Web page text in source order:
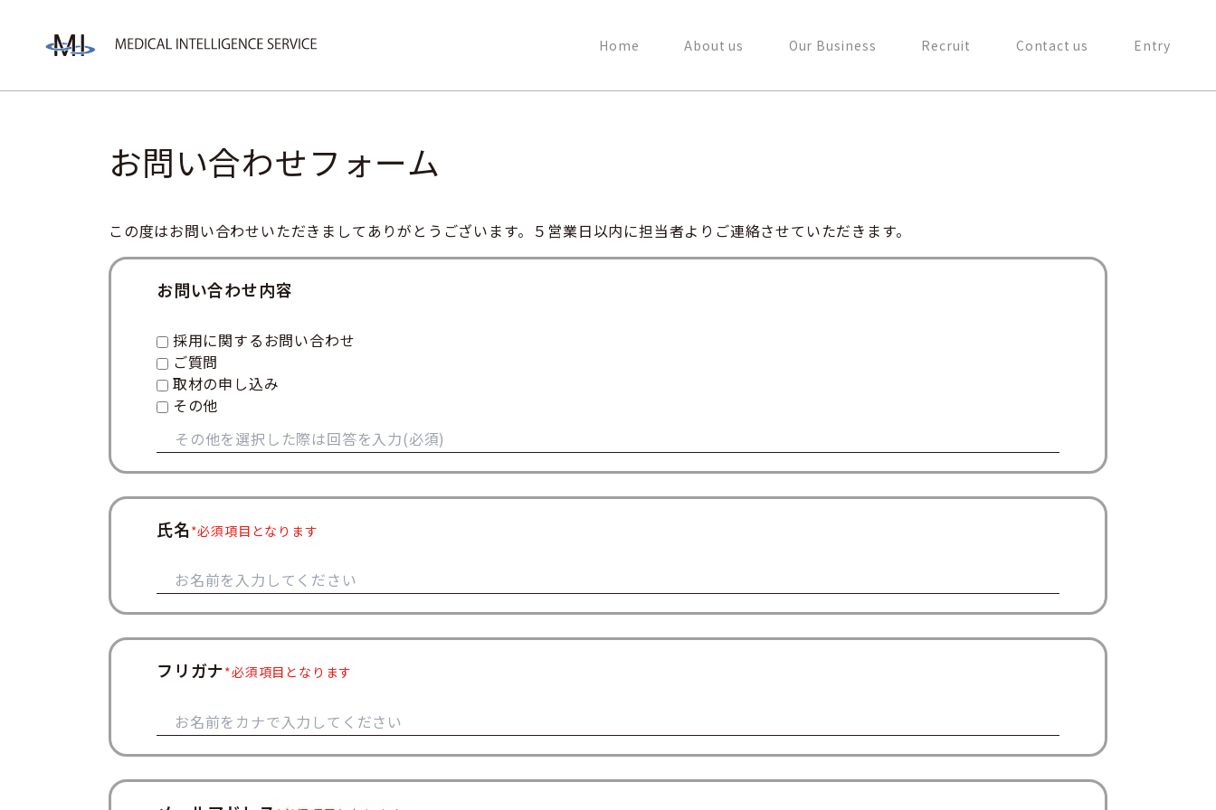
Home About us Our Business Recruit Contact us Entry
お問い合わせフォーム
この度はお問い合わせいただきましてありがとうございます。５営業日以内に担当者よりご連絡させていただきます。
お問い合わせ内容
採用に関するお問い合わせ
ご質問
取材の申し込み
その他
氏名 必須項目となります
フリガナ 必須項目となります